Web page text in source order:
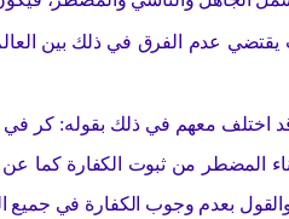
يقتضي عدم الفرق في ذلك بين
اختلف معهم في ذلك بقوله: كر في
المضطر من ثبوت الكفارة كما عن
بعدم وجوب الكفارة في جميع